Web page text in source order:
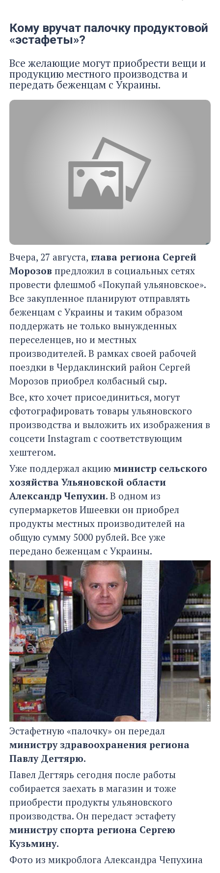
Кому вручат палочку продуктовой
«эстафеты»?
Все желающие могут приобрести вещи и
продукцию местного производства и
передать беженцам с Украины.
Вчера, 27 августа, глава региона Сергей
Морозов предложил в социальных сетях
провести флешмоб «Покупай ульяновское».
Все закупленное планируют отправлять
беженцам с Украины и таким образом
поддержать не только вынужденных
переселенцев, но и местных
производителей. В рамках своей рабочей
поездки в Чердаклинский район Сергей
Морозов приобрел колбасный сыр.
Все, кто хочет присоединиться, могут
сфотографировать товары ульяновского
производства и выложить их изображения в
соцсети Instagram с соответствующим
хештегом.
Уже поддержал акцию министр сельского
хозяйства Ульяновской области
Александр Чепухин. В одном из
супермаркетов Ишеевки он приобрел
продукты местных производителей на
общую сумму 5000 рублей. Все уже
передано беженцам с Украины.
Эстафетную «палочку» он передал
министру здравоохранения региона
Павлу Дегтярю.
Павел Дегтярь сегодня после работы
собирается заехать в магазин и тоже
приобрести продукты ульяновского
производства. Он передаст эстафету
министру спорта региона Сергею
Кузьмину.
Фото из микроблога Александра Чепухина